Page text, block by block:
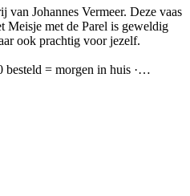
van Johannes Vermeer. Deze vaas
Meisje met de Parel is geweldig
ook prachtig voor jezelf.
besteld = morgen in huis ·…